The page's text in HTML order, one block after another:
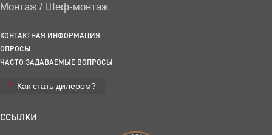
Монтаж / Шеф-монтаж
КОНТАКТНАЯ ИНФОРМАЦИЯ
ОПРОСЫ
ЧАСТО ЗАДАВАЕМЫЕ ВОПРОСЫ
Как стать дилером?
ССЫЛКИ